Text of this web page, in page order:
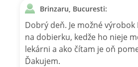
Brinzaru, Bucuresti:
Dobrý deň. Je možné výrobok
na dobierku, kedže ho nieje
lekárni a ako čítam je oň
Ďakujem.